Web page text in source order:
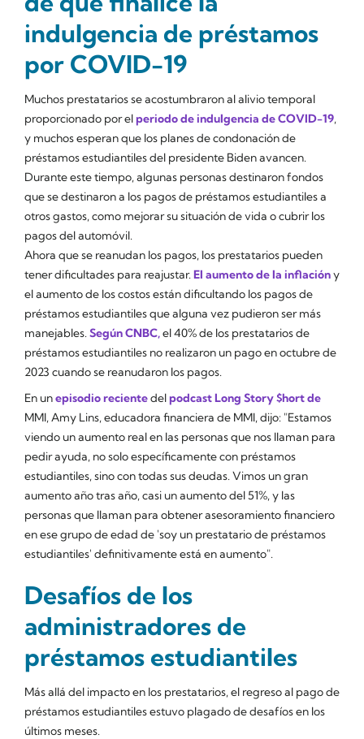
indulgencia de préstamos
por COVID-19
Muchos prestatarios se acostumbraron al alivio temporal
proporcionado por elperiodo de indulgencia de COVID-19,
y muchos esperan que los planes de condonación de
préstamos estudiantiles del presidente Biden avancen.
Durante este tiempo, algunas personas destinaron fondos
que se destinaron a los pagos de préstamos estudiantiles a
otros gastos, como mejorar su situación de vida o cubrir los
pagos del automóvil.
Ahora que se reanudan los pagos, los prestatarios pueden
tener dificultades para reajustar.El aumento de la inflacióny
el aumento de los costos están dificultando los pagos de
préstamos estudiantiles que alguna vez pudieron ser más
manejables.Según CNBC,el 40% de los prestatarios de
préstamos estudiantiles no realizaron un pago en octubre de
2023 cuando se reanudaron los pagos.
En unepisodio recientedelpodcast Long Story $hort de
MMI, Amy Lins, educadora financiera de MMI, dijo: "Estamos
viendo un aumento real en las personas que nos llaman para
pedir ayuda, no solo específicamente con préstamos
estudiantiles, sino con todas sus deudas. Vimos un gran
aumento año tras año, casi un aumento del 51%, y las
personas que llaman para obtener asesoramiento financiero
en ese grupo de edad de 'soy un prestatario de préstamos
estudiantiles' definitivamente está en aumento".
Desafíos de los
administradores de
préstamos estudiantiles
Más allá del impacto en los prestatarios, el regreso al pago de
préstamos estudiantiles estuvo plagado de desafíos en los
últimos meses.